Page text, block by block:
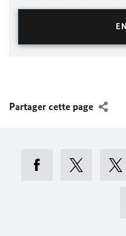
Partager cette page